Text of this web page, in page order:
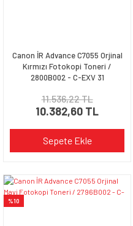
Canon İR Advance C7055 Orjinal
Kırmızı Fotokopi Toneri /
2800B002 - C-EXV 31
11.536,22 TL
10.382,60 TL
Sepete Ekle
%10